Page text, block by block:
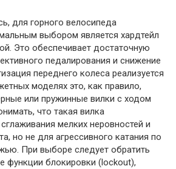
для горного велосипеда
выбором является хардтейл
Это обеспечивает достаточную
педалирования и снижение
переднего колеса реализуется
моделях это, как правило,
или пружинные вилки с ходом
что такая вилка
мелких неровностей и
но не для агрессивного катания по
При выборе следует обратить
функции блокировки (lockout),